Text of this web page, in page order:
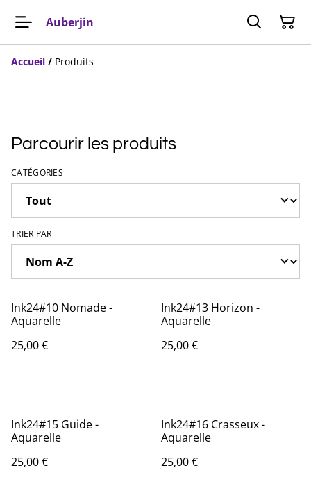
Auberjin
Accueil / Produits
Parcourir les produits
CATÉGORIES
TRIER PAR
Ink24#10 Nomade -
Aquarelle
25,00 €
Ink24#13 Horizon -
Aquarelle
25,00 €
Ink24#15 Guide -
Aquarelle
25,00 €
Ink24#16 Crasseux -
Aquarelle
25,00 €